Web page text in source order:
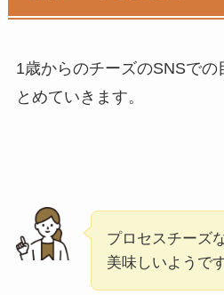
1歳からのチーズのSNSでの
とめていきます。
プロセスチーズ
美味しいようです